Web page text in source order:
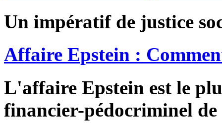
Un impératif de justice
Affaire Epstein :
L'affaire Epstein est le
financier-pédocriminel